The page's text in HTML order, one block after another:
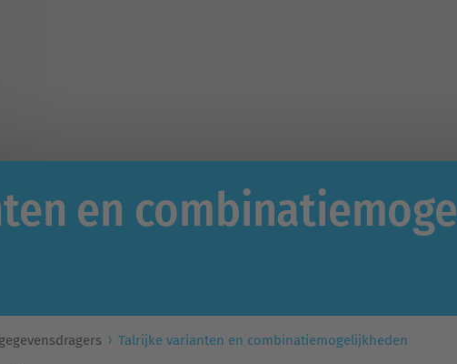
en
Talrijke varianten en combinatiemogelijkheden